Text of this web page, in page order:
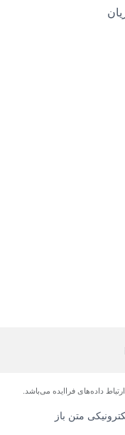
داده‌های فرا‌ایده می‌باشد.
متن باز